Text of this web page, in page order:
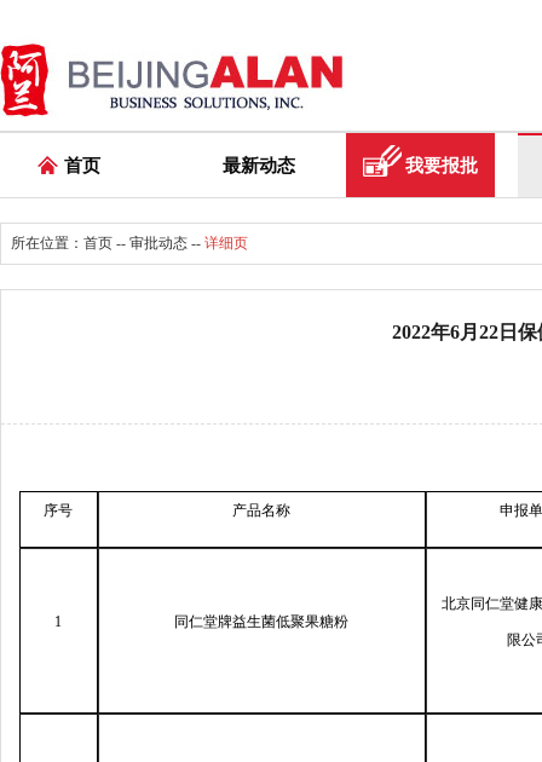
首页 最新动态 我要报批
所在位置： 首页 -- 审批动态 -- 详细页
2022年6月22日
序号 产品名称 申报
1 同仁堂牌益生菌低聚果糖粉
北京同仁堂健
限公